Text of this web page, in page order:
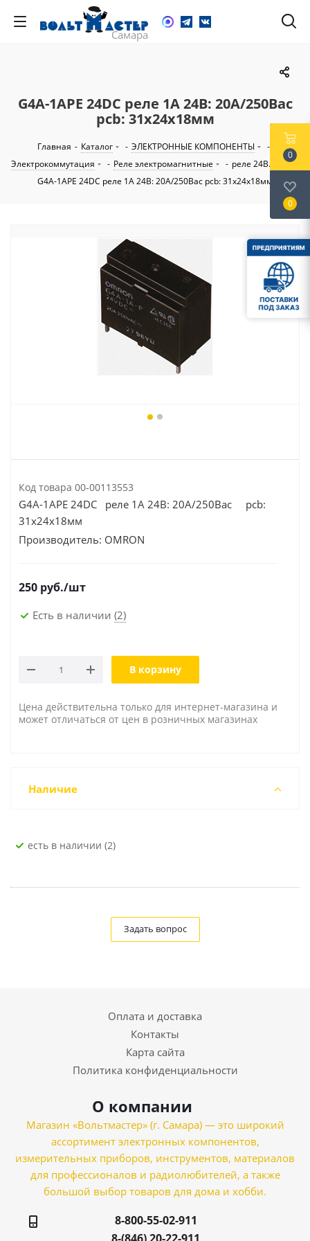
G4A-1APE 24DC реле 1A 24В: 20А/250Вac
pcb: 31х24х18мм
Главная - Каталог - ЭЛЕКТРОННЫЕ КОМПОНЕНТЫ
-
Электрокоммутация
- Реле электромагнитные - реле 24В...60В -
G4A-1APE 24DC реле 1A 24В: 20А/250Вac pcb: 31х24х18мм
Код товара 00-00113553
G4A-1APE 24DC реле 1A 24В: 20А/250Вac pcb:
31х24х18мм
Производитель: OMRON
250 руб./шт
Есть в наличии (2)
В корзину
Цена действительна только для интернет-магазина и
может отличаться от цен в розничных магазинах
Наличие
Есть в наличии (2)
Задать вопрос
Оплата и доставка
Контакты
Карта сайта
Политика конфиденциальности
О компании
Магазин «Вольтмастер» (г. Самара) — это широкий
ассортимент электронных компонентов,
измерительных приборов, инструментов, материалов
для профессионалов и радиолюбителей, а также
большой выбор товаров для дома и хобби.
8-800-55-02-911
0
0